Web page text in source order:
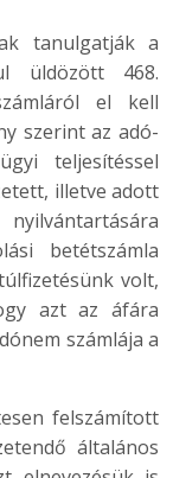
tanulgatják a
üldözött 468.
el kell
szerint az adó-
teljesítéssel
illetve adott
betétszámla
volt,
azt az áfára
számlája a
felszámított
általános